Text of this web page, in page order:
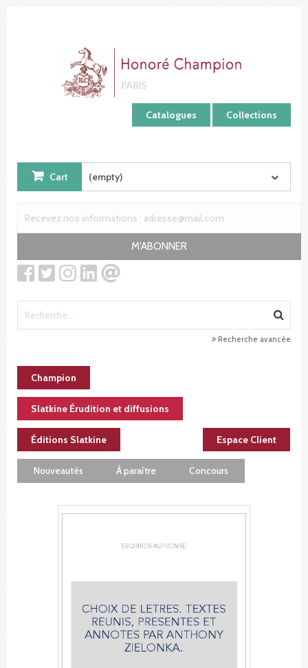
Catalogues Collections
Cart (empty)
M'ABONNER
Recherche avancée
Champion
Slatkine Érudition et diffusions
Éditions Slatkine Espace Client
Nouveautés À paraître Concours